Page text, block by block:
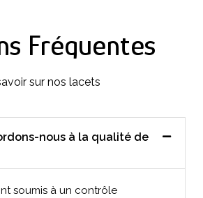
Fréquentes
sur nos lacets
nous à la qualité de
soumis à un contrôle